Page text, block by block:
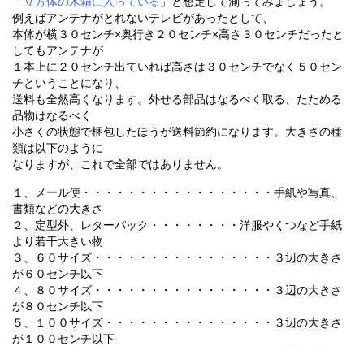
例えばアンテナがとれないテレビがあったとして、
本体が横３０センチ×奥行き２０センチ×高さ３０センチだったと
してもアンテナが
１本上に２０センチ出ていれば高さは３０センチでなく５０セン
チということになり、
送料も全然高くなります。外せる部品はなるべく取る、たためる
品物はなるべく
小さくの状態で梱包したほうが送料節約になります。大きさの種
類は以下のように
なりますが、これで全部ではありません。
１、メール便・・・・・・・・・・・・・・・・・手紙や写真、
書類などの大きさ
２、定型外、レターパック・・・・・・・・洋服やくつなど手紙
より若干大きい物
３、６０サイズ・・・・・・・・・・・・・・・・３辺の大きさ
が６０センチ以下
４、８０サイズ・・・・・・・・・・・・・・・・３辺の大きさ
が８０センチ以下
５、１００サイズ・・・・・・・・・・・・・・・３辺の大きさ
が１００センチ以下